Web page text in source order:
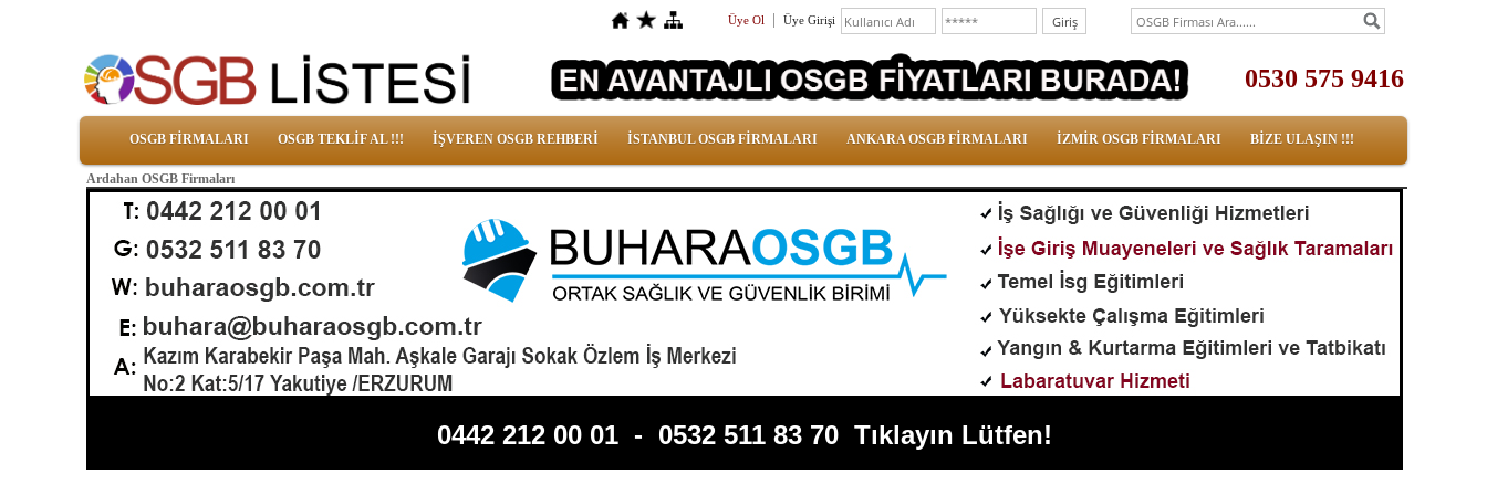
Üye Ol Üye Girişi
0530 575 9416
OSGB FİRMALARI OSGB TEKLİF AL !!! İŞVEREN OSGB REHBERİ İSTANBUL OSGB FİRMALARI ANKARA OSGB FİRMALARI İZMİR OSGB FİRMALARI BİZE ULAŞIN !!!
Ardahan OSGB Firmaları
0442 212 00 01 - 0532 511 83 70 Tıklayın Lütfen!